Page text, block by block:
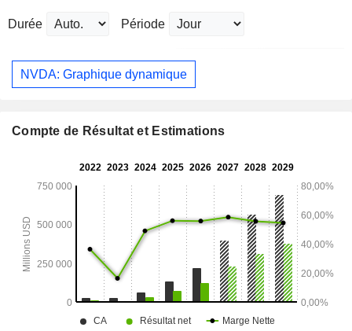
Durée Période
NVDA: Graphique dynamique
Compte de Résultat et Estimations